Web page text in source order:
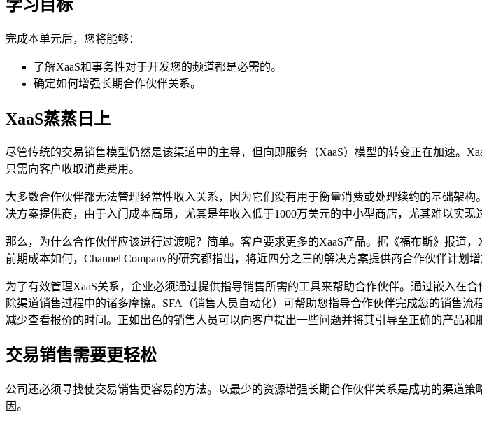
学习目标
完成本单元后，您将能够：
了解XaaS和事务性对于开发您的频道都是必需的。
确定如何增强长期合作伙伴关系。
XaaS蒸蒸日上
尽管传统的交易销售模型仍然是该渠道中的主导，但向即服务（XaaS）模型的转变正在加速。
只需向客户收取消费费用。
大多数合作伙伴都无法管理经常性收入关系，因为它们没有用于衡量消费或处理续约的基础架
决方案提供商，由于入门成本高昂，尤其是年收入低于1000万美元的中小型商店，尤其难以实现
那么，为什么合作伙伴应该进行过渡呢？简单。客户要求更多的XaaS产品。据《福布斯》报道
前期成本如何，Channel Company的研究都指出，将近四分之三的解决方案提供商合作伙伴计划
为了有效管理XaaS关系，企业必须通过提供指导销售所需的工具来帮助合作伙伴。通过嵌入在
除渠道销售过程中的诸多摩擦。SFA（销售人员自动化）可帮助您指导合作伙伴完成您的销售
减少查看报价的时间。正如出色的销售人员可以向客户提出一些问题并将其引导至正确的产品
交易销售需要更轻松
公司还必须寻找使交易销售更容易的方法。以最少的资源增强长期合作伙伴关系是成功的渠道
因。